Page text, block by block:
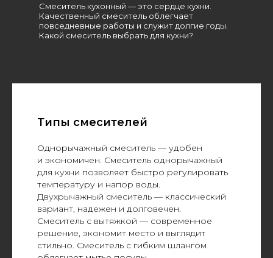
Смеситель кухонный — это сердце кухни.
Качественный смеситель облегчает
повседневные работы и служит долгие годы.
Какой смеситель выбрать для кухни?
Типы смесителей
Однорычажный смеситель — удобен
и экономичен. Смеситель однорычажный
для кухни позволяет быстро регулировать
температуру и напор воды.
Двухрычажный смеситель — классический
вариант, надежен и долговечен.
Смеситель с вытяжкой — современное
решение, экономит место и выглядит
стильно. Смеситель с гибким шлангом